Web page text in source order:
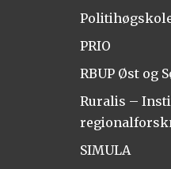
PRIO
RBUP Øst og
Ruralis –
SIMULA